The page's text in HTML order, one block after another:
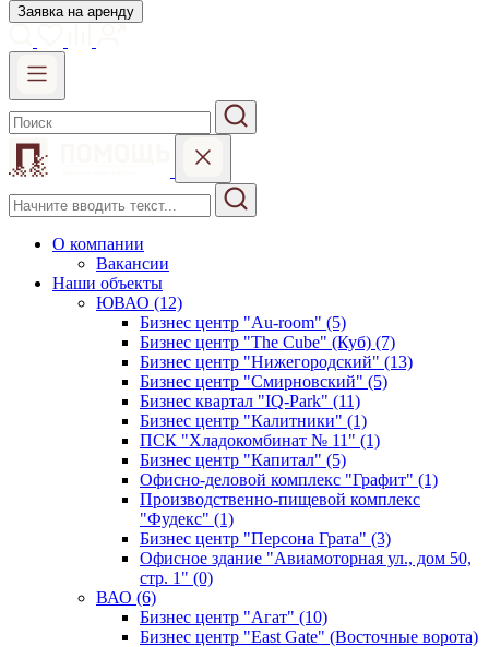
Заявка на аренду
О компании
Вакансии
Наши объекты
ЮВАО (12)
Бизнес центр "Au-room" (5)
Бизнес центр "The Cube" (Куб) (7)
Бизнес центр "Нижегородский" (13)
Бизнес центр "Смирновский" (5)
Бизнес квартал "IQ-Park" (11)
Бизнес центр "Калитники" (1)
ПСК "Хладокомбинат № 11" (1)
Бизнес центр "Капитал" (5)
Офисно-деловой комплекс "Графит" (1)
Производственно-пищевой комплекс
"Фудекс" (1)
Бизнес центр "Персона Грата" (3)
Офисное здание "Авиамоторная ул., дом 50,
стр. 1" (0)
ВАО (6)
Бизнес центр "Агат" (10)
Бизнес центр "East Gate" (Восточные ворота)